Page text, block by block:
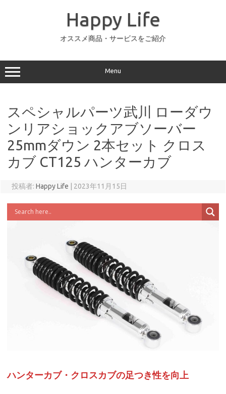
ッ
プ
Happy Life
オススメ商品・サービスをご紹介
Menu
スペシャルパーツ武川 ローダウ
ンリアショックアブソーバー
25mmダウン 2本セット クロス
カブ CT125 ハンターカブ
投稿者: Happy Life 2023年11月15日
ハンターカブ・クロスカブの足つき性を向上